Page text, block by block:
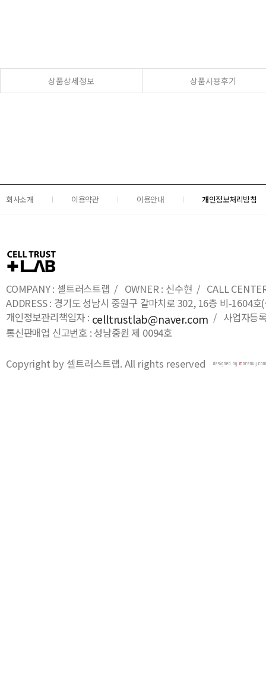
상품상세정보 상품사용후기
회사소개 이용약관 이용안내 개인정보처리방침
COMPANY : 셀트러스트랩 / OWNER : 신수현 / CALL
ADDRESS : 경기도 성남시 중원구 갈마치로 302, 16층 비-1604
개인정보관리책임자 : celltrustlab@naver.com / 사업자등
통신판매업 신고번호 : 성남중원 제 0094호
Copyright by 셀트러스트랩. All rights reserved